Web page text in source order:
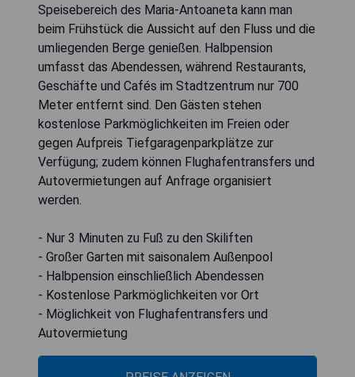
Speisebereich des Maria-Antoaneta kann man
beim Frühstück die Aussicht auf den Fluss und die
umliegenden Berge genießen. Halbpension
umfasst das Abendessen, während Restaurants,
Geschäfte und Cafés im Stadtzentrum nur 700
Meter entfernt sind. Den Gästen stehen
kostenlose Parkmöglichkeiten im Freien oder
gegen Aufpreis Tiefgaragenparkplätze zur
Verfügung; zudem können Flughafentransfers und
Autovermietungen auf Anfrage organisiert
werden.
- Nur 3 Minuten zu Fuß zu den Skiliften
- Großer Garten mit saisonalem Außenpool
- Halbpension einschließlich Abendessen
- Kostenlose Parkmöglichkeiten vor Ort
- Möglichkeit von Flughafentransfers und
Autovermietung